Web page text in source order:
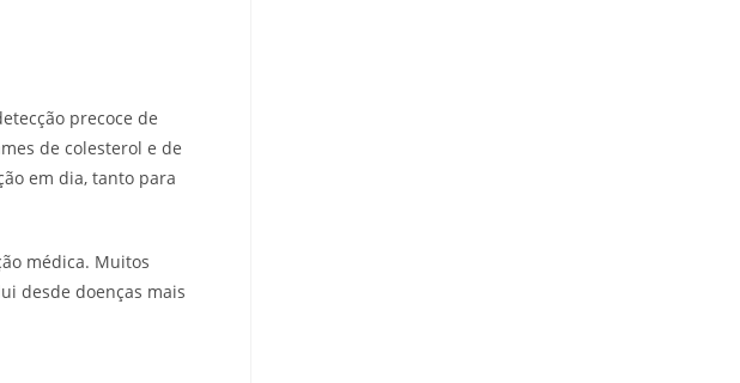
precoce de
de colesterol e de
em dia, tanto para
médica. Muitos
desde doenças mais